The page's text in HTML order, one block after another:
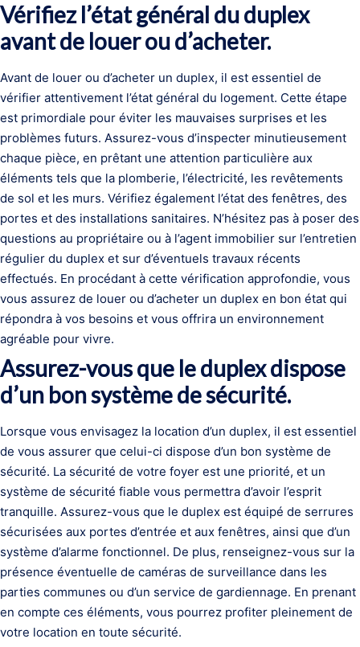
Vérifiez l’état général du duplex
avant de louer ou d’acheter.
Avant de louer ou d’acheter un duplex, il est essentiel de
vérifier attentivement l’état général du logement. Cette étape
est primordiale pour éviter les mauvaises surprises et les
problèmes futurs. Assurez-vous d’inspecter minutieusement
chaque pièce, en prêtant une attention particulière aux
éléments tels que la plomberie, l’électricité, les revêtements
de sol et les murs. Vérifiez également l’état des fenêtres, des
portes et des installations sanitaires. N’hésitez pas à poser des
questions au propriétaire ou à l’agent immobilier sur l’entretien
régulier du duplex et sur d’éventuels travaux récents
effectués. En procédant à cette vérification approfondie, vous
vous assurez de louer ou d’acheter un duplex en bon état qui
répondra à vos besoins et vous offrira un environnement
agréable pour vivre.
Assurez-vous que le duplex dispose
d’un bon système de sécurité.
Lorsque vous envisagez la location d’un duplex, il est essentiel
de vous assurer que celui-ci dispose d’un bon système de
sécurité. La sécurité de votre foyer est une priorité, et un
système de sécurité fiable vous permettra d’avoir l’esprit
tranquille. Assurez-vous que le duplex est équipé de serrures
sécurisées aux portes d’entrée et aux fenêtres, ainsi que d’un
système d’alarme fonctionnel. De plus, renseignez-vous sur la
présence éventuelle de caméras de surveillance dans les
parties communes ou d’un service de gardiennage. En prenant
en compte ces éléments, vous pourrez profiter pleinement de
votre location en toute sécurité.